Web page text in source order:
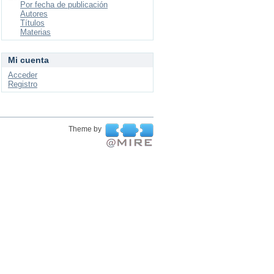
Por fecha de publicación
Autores
Títulos
Materias
Mi cuenta
Acceder
Registro
Theme by